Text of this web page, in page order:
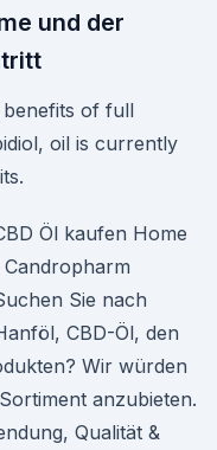
und der
of full
oil is currently
Öl kaufen Home
| Candropharm
Sie nach
CBD-Öl, den
Wir würden
anzubieten.
Qualität &